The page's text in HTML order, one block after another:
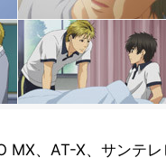
MX、AT-X、サンテ